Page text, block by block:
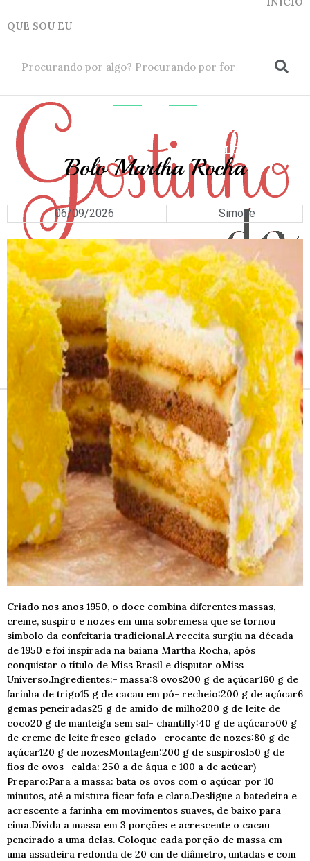
QUE SOU EU
Receitas e vinhos
TORTAS
BOLOS
Bolo Martha Rocha
06/09/2026 Simone
Criado nos anos 1950, o doce combina diferentes massas,
creme, suspiro e nozes em uma sobremesa que se tornou
símbolo da confeitaria tradicional.A receita surgiu na década
de 1950 e foi inspirada na baiana Martha Rocha, após
conquistar o título de Miss Brasil e disputar oMiss
Universo.Ingredientes:- massa:8 ovos200 g de açúcar160 g de
farinha de trigo15 g de cacau em pó- recheio:200 g de açúcar6
gemas peneiradas25 g de amido de milho200 g de leite de
coco20 g de manteiga sem sal- chantilly:40 g de açúcar500 g
de creme de leite fresco gelado- crocante de nozes:80 g de
açúcar120 g de nozesMontagem:200 g de suspiros150 g de
fios de ovos- calda: 250 a de áqua e 100 a de acúcar)-
Preparo:Para a massa: bata os ovos com o açúcar por 10
minutos, até a mistura ficar fofa e clara.Desligue a batedeira e
acrescente a farinha em movimentos suaves, de baixo para
cima.Dívida a massa em 3 porções e acrescente o cacau
peneirado a uma delas. Coloque cada porção de massa em
uma assadeira redonda de 20 cm de diâmetro, untadas e com